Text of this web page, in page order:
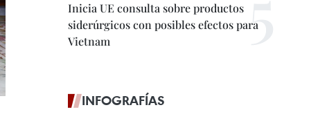
Inicia UE consulta sobre productos
siderúrgicos con posibles efectos para
Vietnam
INFOGRAFÍAS